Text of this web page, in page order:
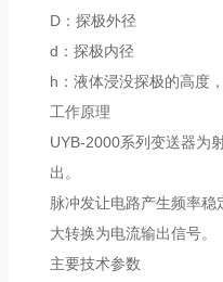
D：探极外径
d：探极内径
h：液体浸没探极的高度
工作原理
UYB-2000系列变送器为
出。
脉冲发让电路产生频率
大转换为电流输出信号
主要技术参数